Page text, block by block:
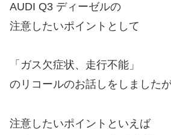
AUDI Q3 ディーゼルの
注意したいポイントとして
「ガス欠症状、走行不能」
のリコールのお話しをしました
注意したいポイントといえば